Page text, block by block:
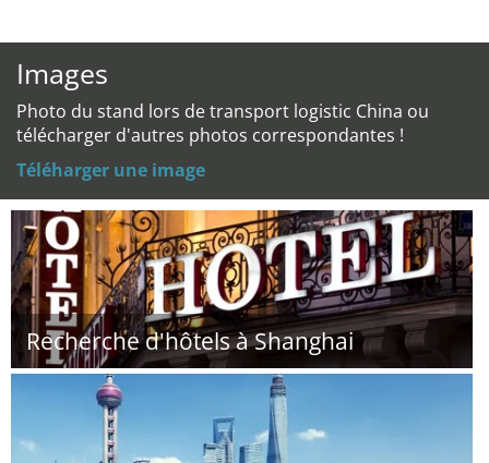
Images
Photo du stand lors de transport logistic China ou
télécharger d'autres photos correspondantes !
Téléharger une image
Recherche d'hôtels à Shanghai